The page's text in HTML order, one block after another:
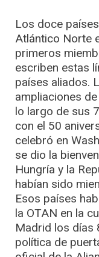
Los doce
Atlántico Norte
primeros
escriben estas
países aliados.
ampliaciones
lo largo de sus
con el 50
celebró en
se dio la
Hungría y la
habían sido
Esos países
la OTAN en la
Madrid los días
política de